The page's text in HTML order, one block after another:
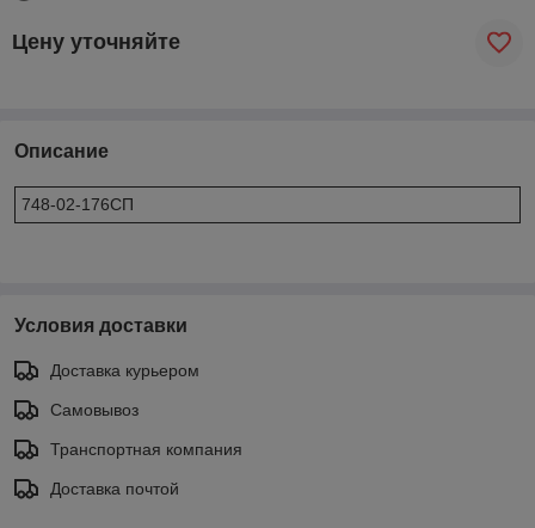
Цену уточняйте
Описание
748-02-176СП
Условия доставки
Доставка курьером
Самовывоз
Транспортная компания
Доставка почтой